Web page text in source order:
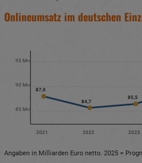
Onlineumsatz im deutschen
95 Mrd.
90 Mrd.
85 Mrd.
2021 2022 2023
87,0
84,7
85,5
Angaben in Milliarden Euro netto. 2025 =